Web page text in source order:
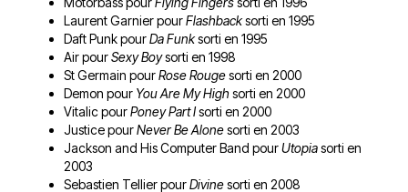
Laurent Garnier pourFlashbacksorti en 1995
Daft Punk pourDa Funksorti en 1995
Air pourSexy Boysorti en 1998
St Germain pourRose Rougesorti en 2000
Demon pour You Are My High sorti en 2000
Vitalic pourPoney Part Isorti en 2000
Justice pourNever Be Alonesorti en 2003
Jackson and His Computer Band pourUtopiasorti en
2003
Sebastien Tellier pourDivinesorti en 2008